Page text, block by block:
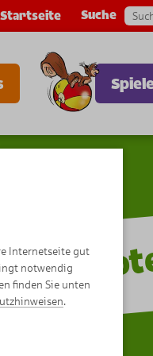
Suche
Internetseite gut
notwendig
finden Sie unten
.